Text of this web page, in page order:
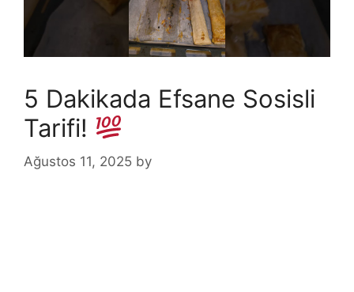
5 Dakikada Efsane Sosisli
Tarifi!
Ağustos 11, 2025 by